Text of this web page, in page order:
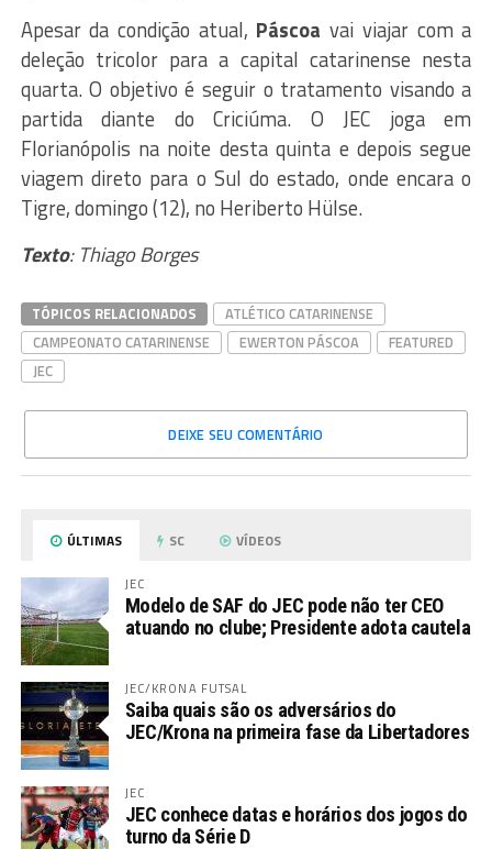
Apesar da condição atual, Páscoa vai viajar com a
deleção tricolor para a capital catarinense nesta
quarta. O objetivo é seguir o tratamento visando a
partida diante do Criciúma. O JEC joga em
Florianópolis na noite desta quinta e depois segue
viagem direto para o Sul do estado, onde encara o
Tigre, domingo (12), no Heriberto Hülse.
Texto: Thiago Borges
TÓPICOS RELACIONADOS
ATLÉTICO CATARINENSE
CAMPEONATO CATARINENSE
EWERTON PÁSCOA
FEATURED
JEC
DEIXE SEU COMENTÁRIO
ÚLTIMAS SC VÍDEOS
JEC
Modelo de SAF do JEC pode não ter CEO
atuando no clube; Presidente adota cautela
JEC/KRONA FUTSAL
Saiba quais são os adversários do
JEC/Krona na primeira fase da Libertadores
JEC
JEC conhece datas e horários dos jogos do
turno da Série D